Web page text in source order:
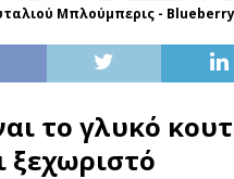
Μπλούμπερις -
το γλυκό
ξεχωριστό